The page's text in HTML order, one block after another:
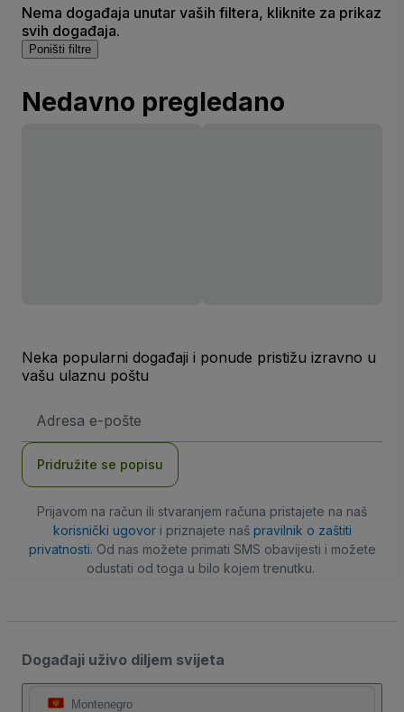
Nema događaja unutar vaših filtera, kliknite za prikaz
svih događaja.
Poništi filtre
Nedavno pregledano
Neka popularni događaji i ponude pristižu izravno u
vašu ulaznu poštu
mail
Pridružite se popisu
Prijavom na račun ili stvaranjem računa pristajete na naš
korisnički ugovori priznajete naš pravilnik o zaštiti
privatnosti. Od nas možete primati SMS obavijesti i možete
odustati od toga u bilo kojem trenutku.
Događaji uživo diljem svijeta
Montenegro